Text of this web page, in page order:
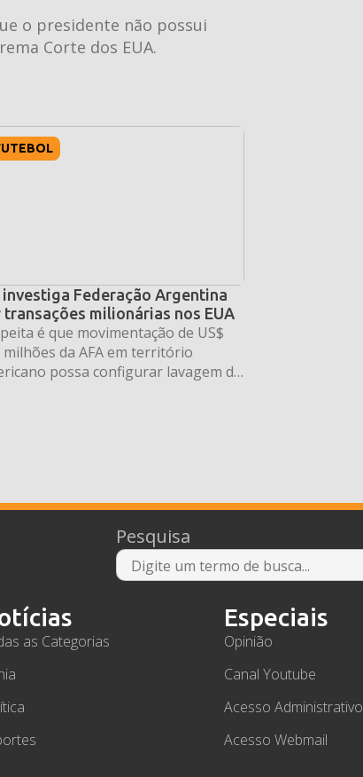
o presidente não possui
Corte dos EUA.
investiga Federação Argentina
transações milionárias nos EUA
é que movimentação de US$
milhões da AFA em território
possa configurar lavagem de
Pesquisa
as Categorias
Especiais
Opinião
Canal Youtube
Acesso Administrativo
Acesso Webmail